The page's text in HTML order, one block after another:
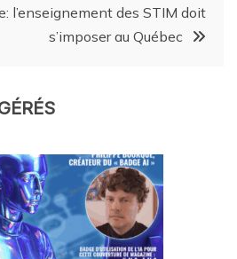
l’enseignement des STIM doit
s’imposer au Québec